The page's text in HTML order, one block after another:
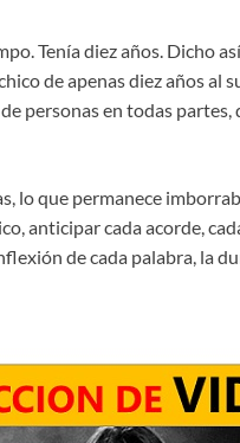
Tenía diez años. Dicho
de apenas diez años al
personas en todas partes,
lo que permanece
anticipar cada acorde,
de cada palabra, la